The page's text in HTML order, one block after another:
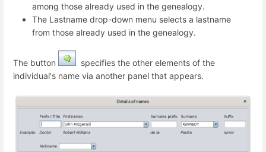
among those already used in the genealogy.
The Lastname drop-down menu selects a lastname
from those already used in the genealogy.
The button
specifies the other elements of the
individual's name via another panel that appears.